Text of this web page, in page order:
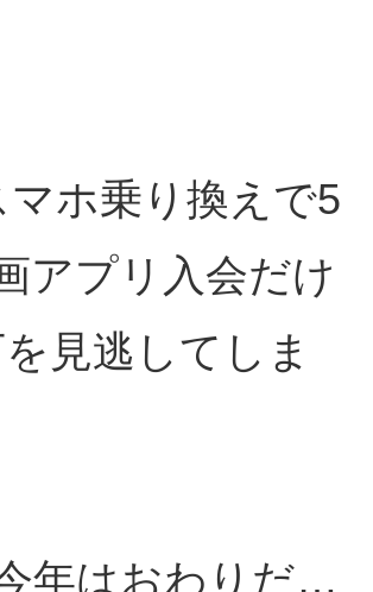
マホ乗り換えで5
アプリ入会だけ
見逃してしま
年はおわりだ…